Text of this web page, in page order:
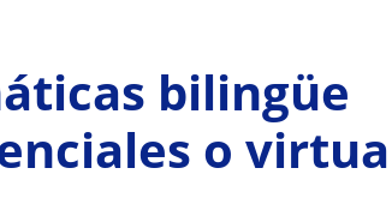
bilingüe
o